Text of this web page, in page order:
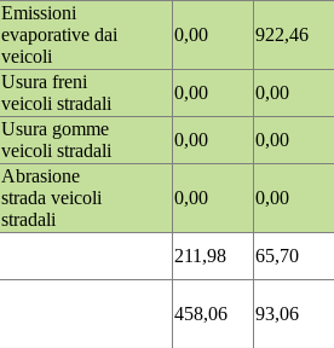
Emissioni
evaporative dai
veicoli
0,00 922,46
Usura freni
veicoli stradali
0,00
0,00
Usura gomme
veicoli stradali
0,00
0,00
Abrasione
strada veicoli
stradali
0,00 0,00
211,98
65,70
458,06 93,06